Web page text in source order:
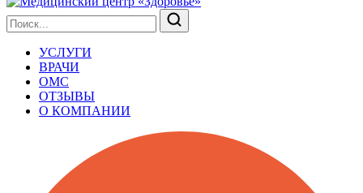
УСЛУГИ
ВРАЧИ
ОМС
ОТЗЫВЫ
О КОМПАНИИ